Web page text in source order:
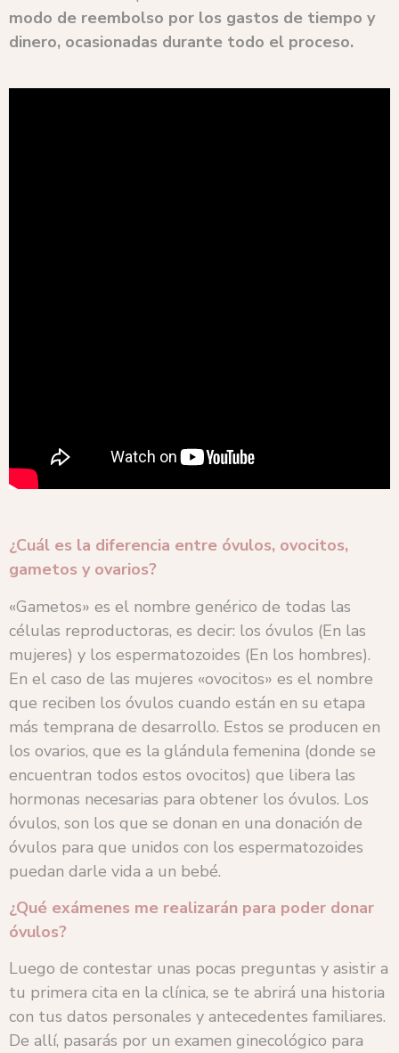
modo de reembolso por los gastos de tiempo y
dinero, ocasionadas durante todo el proceso.
¿Cuál es la diferencia entre óvulos, ovocitos,
gametos y ovarios?
«Gametos» es el nombre genérico de todas las
células reproductoras, es decir: los óvulos (En las
mujeres) y los espermatozoides (En los hombres).
En el caso de las mujeres «ovocitos» es el nombre
que reciben los óvulos cuando están en su etapa
más temprana de desarrollo. Estos se producen en
los ovarios, que es la glándula femenina (donde se
encuentran todos estos ovocitos) que libera las
hormonas necesarias para obtener los óvulos. Los
óvulos, son los que se donan en una donación de
óvulos para que unidos con los espermatozoides
puedan darle vida a un bebé.
¿Qué exámenes me realizarán para poder donar
óvulos?
Luego de contestar unas pocas preguntas y asistir a
tu primera cita en la clínica, se te abrirá una historia
con tus datos personales y antecedentes familiares.
De allí, pasarás por un examen ginecológico para